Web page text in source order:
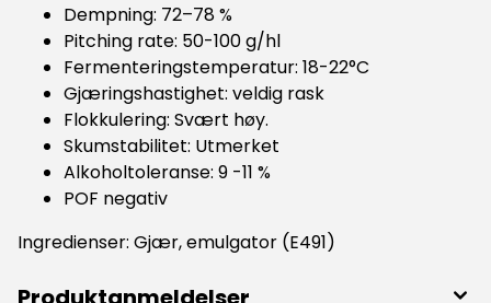
Dempning: 72–78 %
Pitching rate: 50-100 g/hl
Fermenteringstemperatur: 18-22°C
Gjæringshastighet: veldig rask
Flokkulering: Svært høy.
Skumstabilitet: Utmerket
Alkoholtoleranse: 9 -11 %
POF negativ
Ingredienser: Gjær, emulgator (E491)